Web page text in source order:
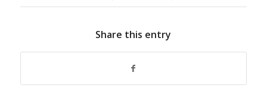
Share this entry